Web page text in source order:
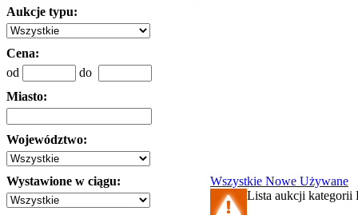
Aukcje typu:
Cena:
od
do
Miasto:
Województwo:
Wystawione w ciągu: Wszystkie Nowe Używane
Lista aukcji kategorii